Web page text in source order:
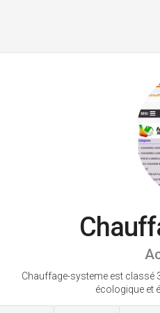
Chauffage-systeme est classé
écologique et